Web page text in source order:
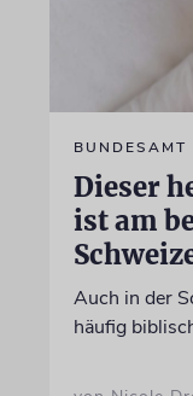
BUNDESAMT
Dieser
ist am
Auch in der
häufig